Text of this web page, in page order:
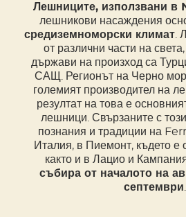
Лешниците, използвани в
лешникови насаждения
средиземноморски климат.
от различни части на
държави на произход са
САЩ. Регионът на Черно
големият производител на
резултат на това е
лешници. Свързаните с
познания и традиции на
Италия, в Пиемонт, където е
както и в Лацио и
събира от началото на
септември